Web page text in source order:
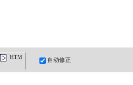
HTM
自动修正